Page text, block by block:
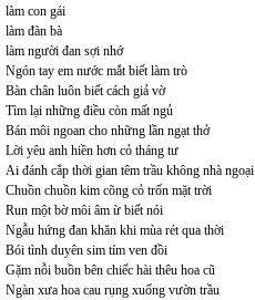
làm con gái
làm đàn bà
làm người đan sợi nhớ
Ngón tay em nước mắt biết làm trò
Bàn chân luôn biết cách giả vờ
Tìm lại những điều còn mất ngủ
Bán môi ngoan cho những lần ngạt thở
Lời yêu anh hiền hơn cỏ tháng tư
Ai đánh cắp thời gian têm trầu không nhà ngoại
Chuồn chuồn kim cõng cỏ trốn mặt trời
Run một bờ môi âm ừ biết nói
Ngẫu hứng đan khăn khi mùa rét qua thời
Bói tình duyên sim tím ven đồi
Gặm nỗi buồn bên chiếc hài thêu hoa cũ
Ngàn xưa hoa cau rụng xuống vườn trầu